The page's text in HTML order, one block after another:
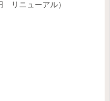
リニューアル）